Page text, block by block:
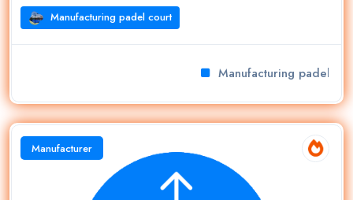
Manufacturing padel court
Manufacturing padel
Manufacturer